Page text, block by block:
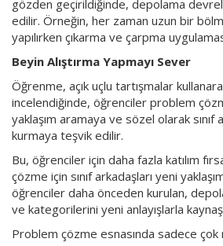
gözden geçirildiğinde, depolama
edilir. Örneğin, her zaman uzun bir
yapılırken çıkarma ve çarpma
Beyin Alıştırma Yapmayı Sever
Öğrenme, açık uçlu tartışmalar
incelendiğinde, öğrenciler problem
yaklaşım aramaya ve sözel olarak sınıf
kurmaya teşvik edilir.
Bu, öğrenciler için daha fazla katılım
çözme için sınıf arkadaşları yeni
öğrenciler daha önceden kurulan,
ve kategorilerini yeni anlayışlarla
Problem çözme esnasında sadece